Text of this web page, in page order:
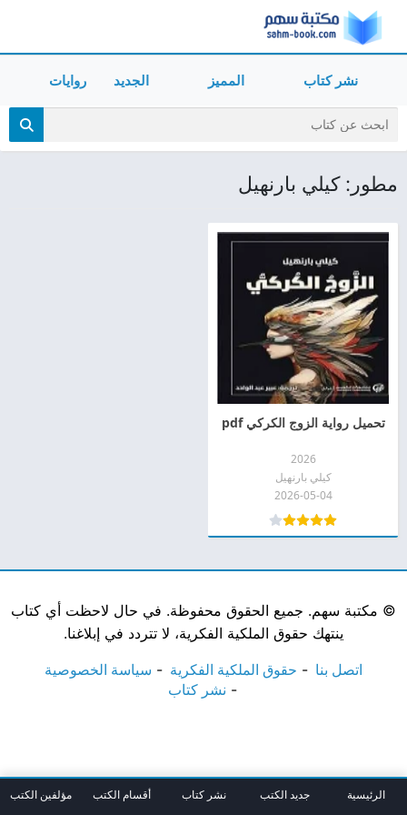
نشر كتاب المميز الجديد روايات
مطور: كيلي بارنهيل
تحميل رواية الزوج الكركي pdf
2026
كيلي بارنهيل
2026-05-04
© مكتبة سهم. جميع الحقوق محفوظة. في حال لاحظت أي كتاب
ينتهك حقوق الملكية الفكرية، لا تتردد في إبلاغنا.
اتصل بنا حقوق الملكية الفكرية
سياسة الخصوصية
نشر كتاب
الرئيسية جديد الكتب نشر كتاب أقسام الكتب مؤلفين الكتب